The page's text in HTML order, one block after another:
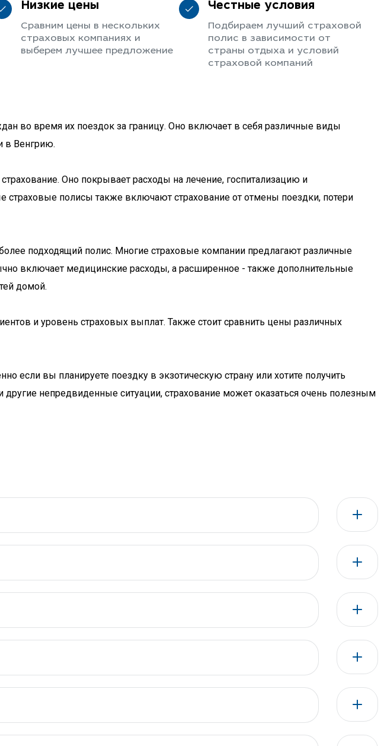
Низкие цены
Сравним цены в нескольких
страховых компаниях и
выберем лучшее предложение
Честные условия
Подбираем лучший страховой
полис в зависимости от
страны отдыха и условий
страховой компаний
во время их поездок за границу. Оно включает в себя различные виды
в Венгрию.
Оно покрывает расходы на лечение, госпитализацию и
страховые полисы также включают страхование от отмены поездки, потери
подходящий полис. Многие страховые компании предлагают различные
включает медицинские расходы, а расширенное - также дополнительные
домой.
и уровень страховых выплат. Также стоит сравнить цены различных
если вы планируете поездку в экзотическую страну или хотите получить
непредвиденные ситуации, страхование может оказаться очень полезным